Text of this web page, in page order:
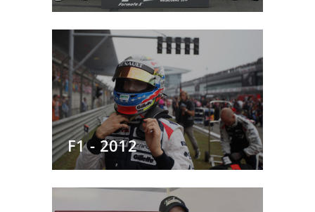
F1 - 2012